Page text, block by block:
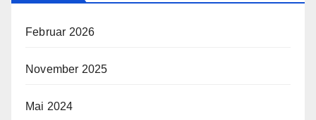
Februar 2026
November 2025
Mai 2024